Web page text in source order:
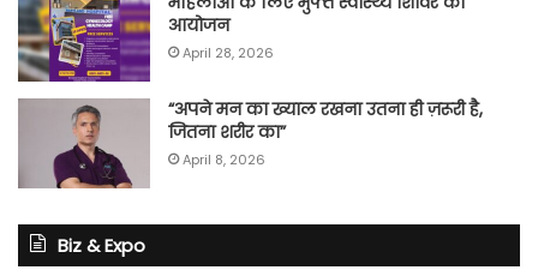
आयोजन
April 28, 2026
“अपने मन का ख्याल रखना उतना ही ज़रूरी है,
जितना शरीर का”
April 8, 2026
Biz & Expo